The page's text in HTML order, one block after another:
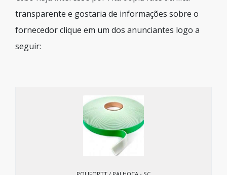
transparente e gostaria de informações sobre o
fornecedor clique em um dos anunciantes logo a
seguir: